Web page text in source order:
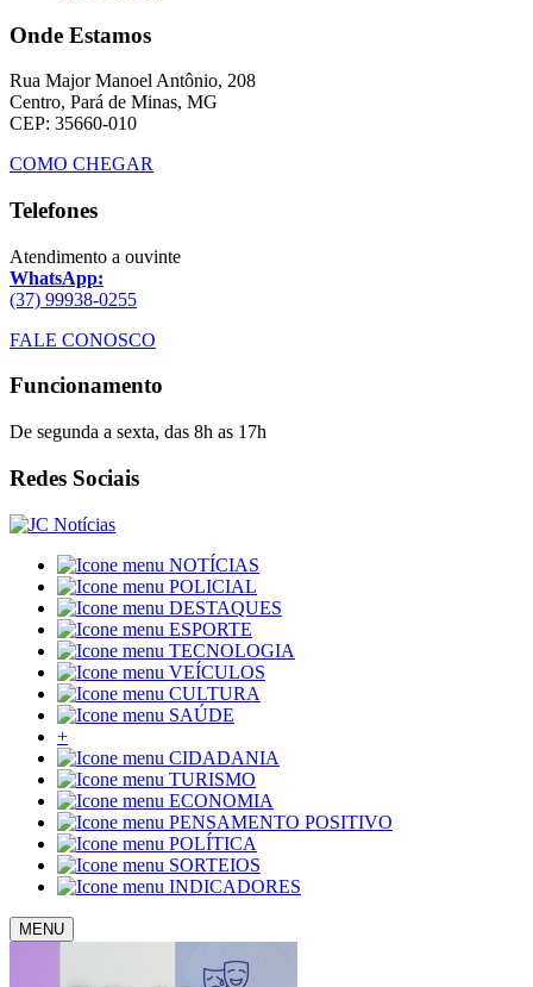
Onde Estamos
Rua Major Manoel Antônio, 208
Centro, Pará de Minas, MG
CEP: 35660-010
COMO CHEGAR
Telefones
Atendimento a ouvinte
WhatsApp:
(37) 99938-0255
FALE CONOSCO
Funcionamento
De segunda a sexta, das 8h as 17h
Redes Sociais
NOTÍCIAS
POLICIAL
DESTAQUES
ESPORTE
TECNOLOGIA
VEÍCULOS
CULTURA
SAÚDE
+
CIDADANIA
TURISMO
ECONOMIA
PENSAMENTO POSITIVO
POLÍTICA
SORTEIOS
INDICADORES
MENU